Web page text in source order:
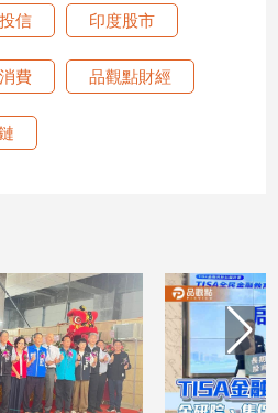
信 印度股市
費 品觀點財經